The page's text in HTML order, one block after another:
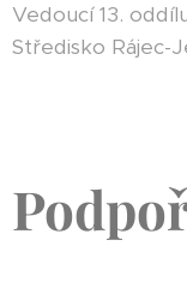
Vedoucí 13.
Středisko Rájec-